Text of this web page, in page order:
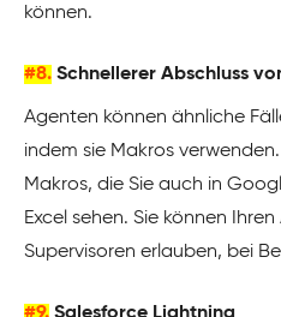
können.
#8. Schnellerer Abschluss
Agenten können ähnliche
indem sie Makros
Makros, die Sie auch in
Excel sehen. Sie können
Supervisoren erlauben, bei
#9. Salesforce Lightning